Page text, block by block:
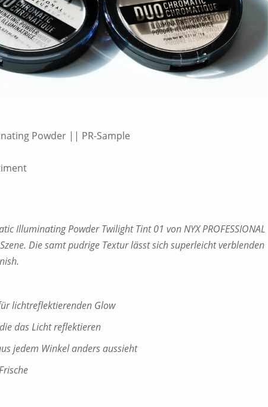
Powder || PR-Sample
Illuminating Powder Twilight Tint 01 von NYX PROFESSIONAL
Die samt pudrige Textur lässt sich superleicht verblenden
lichtreflektierenden Glow
das Licht reflektieren
jedem Winkel anders aussieht